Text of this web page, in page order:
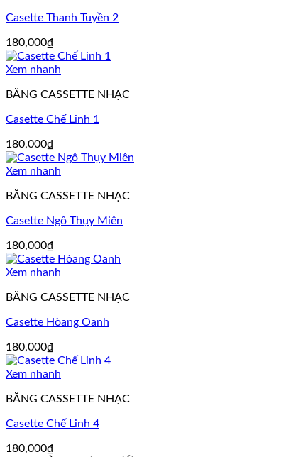
Casette Thanh Tuyền 2
180,000₫
Xem nhanh
BĂNG CASSETTE NHẠC
Casette Chế Linh 1
180,000₫
Xem nhanh
BĂNG CASSETTE NHẠC
Casette Ngô Thụy Miên
180,000₫
Xem nhanh
BĂNG CASSETTE NHẠC
Casette Hòang Oanh
180,000₫
Xem nhanh
BĂNG CASSETTE NHẠC
Casette Chế Linh 4
180,000₫